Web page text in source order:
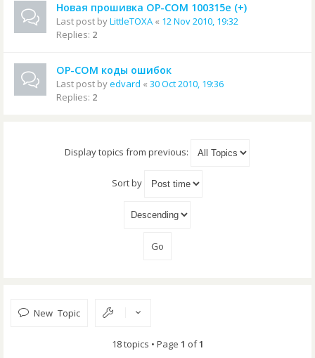
Новая прошивка OP-COM 100315e (+)
Last post byLittleTOXA « 12 Nov 2010, 19:32
Replies: 2
OP-COM коды ошибок
Last post byedvard « 30 Oct 2010, 19:36
Replies: 2
Display topics from previous:
Sort by
New Topic
18 topics • Page 1 of1